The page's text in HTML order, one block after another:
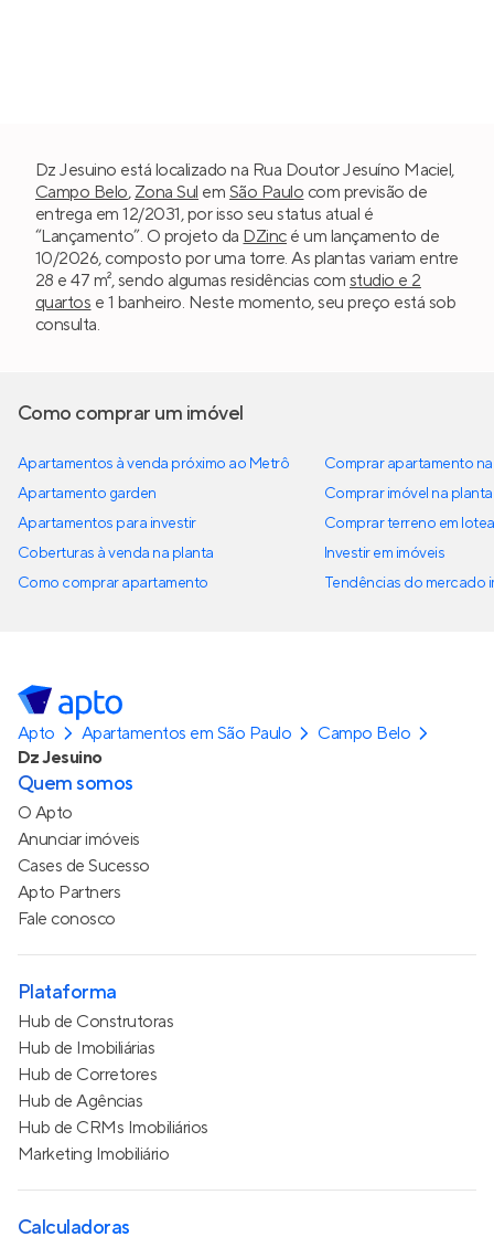
Dz Jesuino está localizado na Rua Doutor Jesuíno Maciel,
Campo Belo, Zona Sul em São Paulo com previsão de
entrega em 12/2031, por isso seu status atual é
“Lançamento”. O projeto da DZincé um lançamento de
10/2026, composto por uma torre. As plantas variam entre
28 e 47 m², sendo algumas residências com studio e 2
quartos e 1 banheiro. Neste momento, seu preço está sob
consulta.
Como comprar um imóvel
Apartamentos à venda próximo ao Metrô
Apartamento garden
Apartamentos para investir
Coberturas à venda na planta
Como comprar apartamento
Comprar apartamento
Comprar imóvel na planta
Comprar terreno em
Investir em imóveis
Tendências do mercado
Apto Apartamentos em São Paulo
Campo Belo
Dz Jesuino
Quem somos
O Apto
Anunciar imóveis
Cases de Sucesso
Apto Partners
Fale conosco
Plataforma
Hub de Construtoras
Hub de Imobiliárias
Hub de Corretores
Hub de Agências
Hub de CRMs Imobiliários
Marketing Imobiliário
Calculadoras